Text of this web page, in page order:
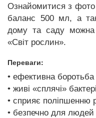
Ознайомитися з фото
баланс 500 мл, а
дому та саду можна
«Світ рослин».
Переваги:
• ефективна
• живі «сплячі»
• сприяє поліпшенню
• безпечно для людей